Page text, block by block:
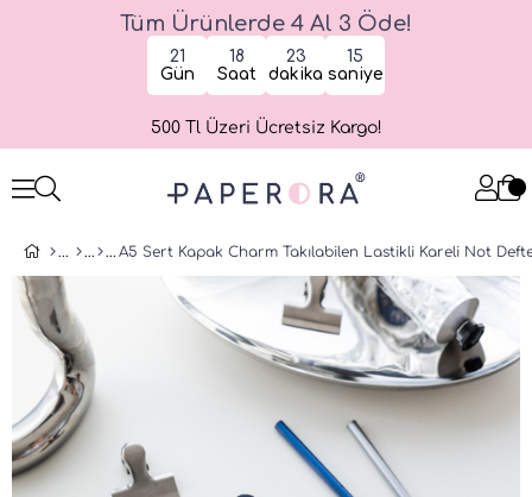
Tüm Ürünlerde 4 Al 3 Öde!
21
Gün
18
Saat
23
dakika
15
saniye
500 Tl Üzeri Ücretsiz Kargo!